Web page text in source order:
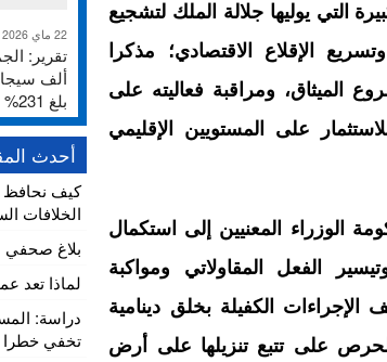
التي يوليها جلالة الملك لتشجيع
الإقلاع الاقتصادي؛ مذكرا
الميثاق، ومراقبة فعاليته على
على المستويين الإقليمي
الوزراء المعنيين إلى استكمال
الفعل المقاولاتي ومواكبة
الإجراءات الكفيلة بخلق دينامية
على تتبع تنزيلها على أرض
22 ماي 2026
بلغ 231%
أحدث
كيف نحافظ
الخلافات
بلاغ صحفي
لماذا تعد
تخفي خطرا